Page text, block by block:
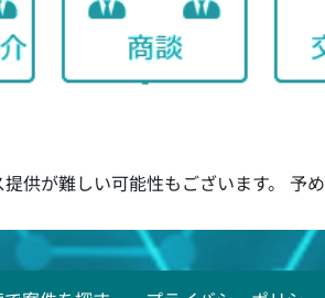
供が難しい可能性もございます。 予め